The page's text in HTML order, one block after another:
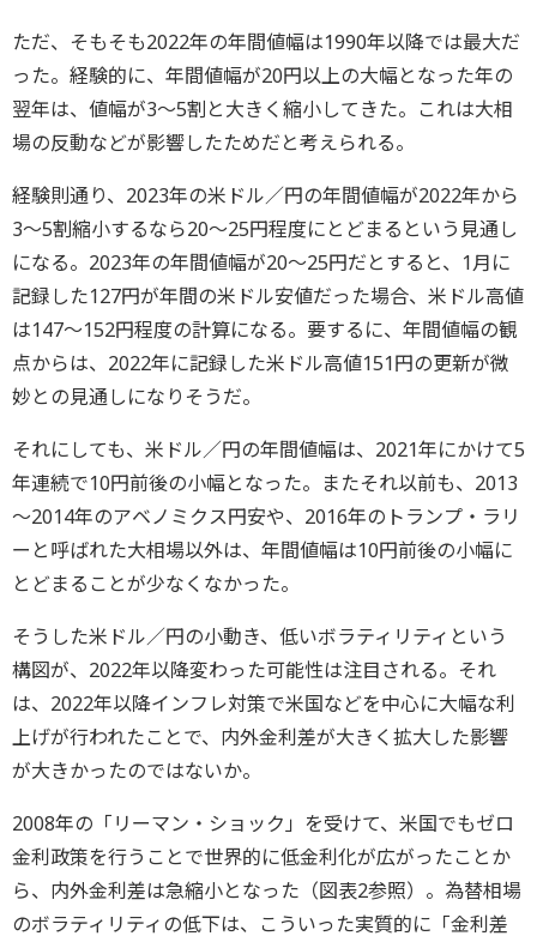
ただ、そもそも2022年の年間値幅は1990年以降では最大だ
った。経験的に、年間値幅が20円以上の大幅となった年の
翌年は、値幅が3～5割と大きく縮小してきた。これは大相
場の反動などが影響したためだと考えられる。
経験則通り、2023年の米ドル／円の年間値幅が2022年から
3～5割縮小するなら20～25円程度にとどまるという見通し
になる。2023年の年間値幅が20～25円だとすると、1月に
記録した127円が年間の米ドル安値だった場合、米ドル高値
は147～152円程度の計算になる。要するに、年間値幅の観
点からは、2022年に記録した米ドル高値151円の更新が微
妙との見通しになりそうだ。
それにしても、米ドル／円の年間値幅は、2021年にかけて5
年連続で10円前後の小幅となった。またそれ以前も、2013
～2014年のアベノミクス円安や、2016年のトランプ・ラリ
ーと呼ばれた大相場以外は、年間値幅は10円前後の小幅に
とどまることが少なくなかった。
そうした米ドル／円の小動き、低いボラティリティという
構図が、2022年以降変わった可能性は注目される。それ
は、2022年以降インフレ対策で米国などを中心に大幅な利
上げが行われたことで、内外金利差が大きく拡大した影響
が大きかったのではないか。
2008年の「リーマン・ショック」を受けて、米国でもゼロ
金利政策を行うことで世界的に低金利化が広がったことか
ら、内外金利差は急縮小となった（図表2参照）。為替相場
のボラティリティの低下は、こういった実質的に「金利差